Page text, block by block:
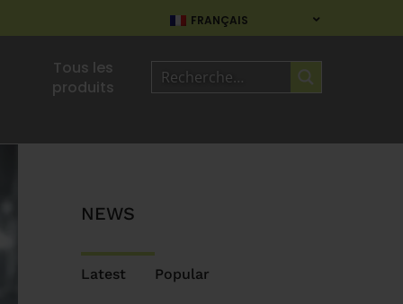
FRANÇAIS
Tous les
produits
NEWS
Latest Popular